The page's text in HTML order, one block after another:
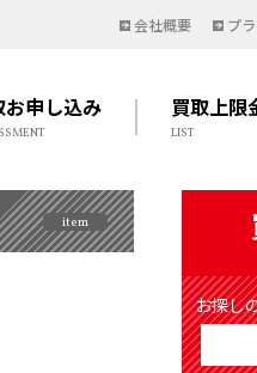
会社概要 プ
お申し込み 買取上限
LIST
item
お探し